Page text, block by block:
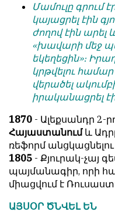
Մամուլը գրում
կայացրել էին
ժողով էին արել
«խավարի մեջ
եկեղեցին»։
կրթվելու համար
վերածել
իրականացրել
1870 - Ալեքսանդր 2-
Հայաստանումև
ռեֆորմ
1805 - Քյուրակ-չայ
պայմանագիր, որի
միացվում է
ԱՅՍՕՐ ԾՆՎԵԼ ԵՆ